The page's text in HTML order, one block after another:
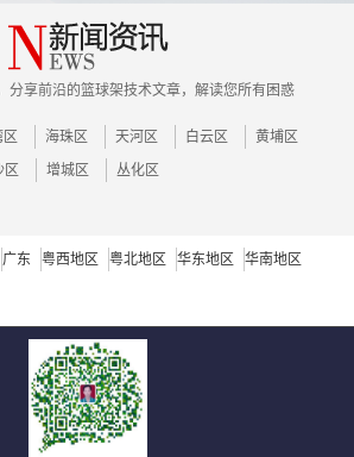
分享前沿的篮球架技术文章，解读您所有困惑
海珠区 天河区 白云区
黄埔区
区 增城区 丛化区
广东 粤西地区 粤北地区 华东地区
华南地区